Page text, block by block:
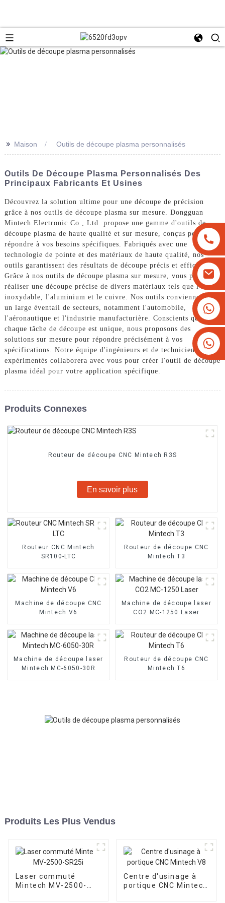
+8613825779334
+16266628193
>> Maison Outils de découpe plasma personnalisés
Outils De Découpe Plasma Personnalisés Des
Principaux Fabricants Et Usines
Découvrez la solution ultime pour une découpe de précision
grâce à nos outils de découpe plasma sur mesure. Dongguan
Mintech Electronic Co., Ltd. propose une gamme d'outils de
découpe plasma de haute qualité et sur mesure, conçus pour
répondre à vos besoins spécifiques. Fabriqués avec une
technologie de pointe et des matériaux de haute qualité, nos
outils garantissent des résultats de découpe précis et efficaces.
Grâce à nos outils de découpe plasma sur mesure, vous pouvez
réaliser une découpe précise de divers matériaux tels que l'acier
inoxydable, l'aluminium et le cuivre. Nos outils conviennent à
un large éventail de secteurs, notamment l'automobile,
l'aéronautique et l'industrie manufacturière. Conscients que
chaque tâche de découpe est unique, nous proposons des
solutions sur mesure pour répondre précisément à vos
spécifications. Notre équipe d'ingénieurs et de techniciens
expérimentés collaborera avec vous pour créer l'outil de découpe
plasma idéal pour votre application spécifique.
Produits Connexes
Routeur de découpe CNC Mintech R3S
En savoir plus
Routeur CNC Mintech
SR100-LTC
Routeur de découpe CNC
Mintech T3
Machine de découpe CNC
Mintech V6
Machine de découpe laser
CO2 MC-1250 Laser
Machine de découpe laser
Mintech MC-6050-30R
Routeur de découpe CNC
Mintech T6
Produits Les Plus Vendus
Laser commuté
Mintech MV-2500-
Centre d'usinage à
portique CNC Mintech